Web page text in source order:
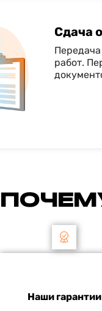
Сдача
работ.
Наши гарантии